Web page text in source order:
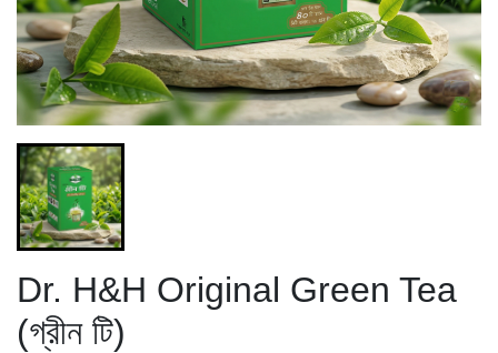
Dr. H&H Original Green Tea
(গ্রীন টি)